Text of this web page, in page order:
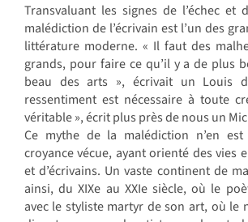
Transvaluant les signes de l’échec et
malédiction de l’écrivain est l’un des
littérature moderne. « Il faut des
grands, pour faire ce qu’il y a de plus
beau des arts », écrivait un Louis
ressentiment est nécessaire à toute
véritable », écrit plus près de nous un
Ce mythe de la malédiction n’en
croyance vécue, ayant orienté des vies
et d’écrivains. Un vaste continent de
ainsi, du XIXe au XXIe siècle, où le
avec le styliste martyr de son art, où le